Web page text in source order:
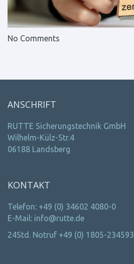
No Comments
ANSCHRIFT
RUTTE Sicherungstechnik GmbH
Wilhelm-Külz-Str.4
06188 Landsberg
KONTAKT
Telefon: +49 (0) 34602 4080-0
E-Mail: info@rutte.de
24Std. Notruf +49 (0) 1805-234593